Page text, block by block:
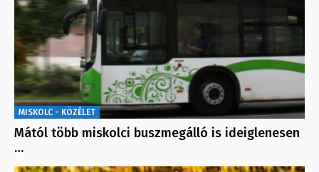
MISKOLC - KÖZÉLET
Mától több miskolci buszmegálló is ideiglenesen
…